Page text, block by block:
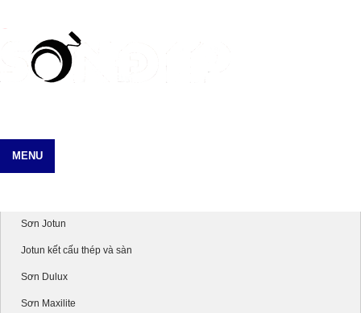
MENU
Sơn Jotun
Jotun kết cấu thép và sàn
Sơn Dulux
Sơn Maxilite